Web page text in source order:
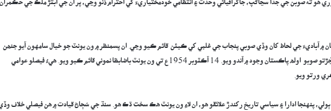
ھو ته صوبن جي جدا سڃاڻپ، جاگرافيائي وحدت ۽ انتظامي خودمختياريءَ کي احترام ڏنو وڃي، پر ان جي ابتڙ ملڪ جي حڪمران
۾ آباديءَ جي لحاظ کان وڏي صوبي پنجاب جي غلبي کي ڪيئن قائم ڪيو وڃي. ان پسمنظر ۾ ون يونٽ جو خيال سامهون آيو جنھن
تحت سمورن اولهه وارن صوبن کي ختم ڪري هڪ واحد جُڙتو صوبو اولھ پاڪستان وجود ۾ آندو ويو. 14 آڪٽوبر 1954ع تي ون يونٽ باضابظا نموني قائم ڪيو ويو. هيءُ فيصلو عوامي
ورتو ويو.
پنهنجا ادارا ۽ سياسي تاريخ رکندڙ علائقو هو، ان لاءِ ون يونٽ هڪ سخت ڌڪ هو. سنڌ جي سُڄاڻ قيادت ۾ هن فيصلي خلاف